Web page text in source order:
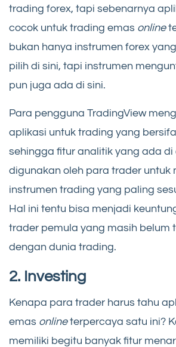
trading forex, tapi sebenarnya
cocok untuk trading emas online
bukan hanya instrumen forex
pilih di sini, tapi instrumen
pun juga ada di sini.
Para pengguna TradingView
aplikasi untuk trading yang
sehingga fitur analitik yang ada
digunakan oleh para trader untuk
instrumen trading yang paling
Hal ini tentu bisa menjadi
trader pemula yang masih belum
dengan dunia trading.
2. Investing
Kenapa para trader harus tahu
emas onlineterpercaya satu ini?
memiliki begitu banyak fitur